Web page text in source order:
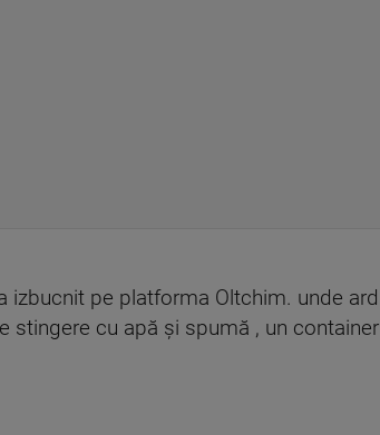
izbucnit pe platforma Oltchim. unde ard
stingere cu apă şi spumă , un container